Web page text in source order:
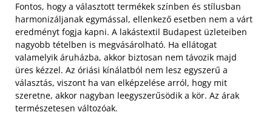
Fontos, hogy a választott termékek színben és stílusban
harmonizáljanak egymással, ellenkező esetben nem a várt
eredményt fogja kapni. A lakástextil Budapest üzleteiben
nagyobb tételben is megvásárolható. Ha ellátogat
valamelyik áruházba, akkor biztosan nem távozik majd
üres kézzel. Az óriási kínálatból nem lesz egyszerű a
választás, viszont ha van elképzelése arról, hogy mit
szeretne, akkor nagyban leegyszerűsödik a kör. Az árak
természetesen változóak.